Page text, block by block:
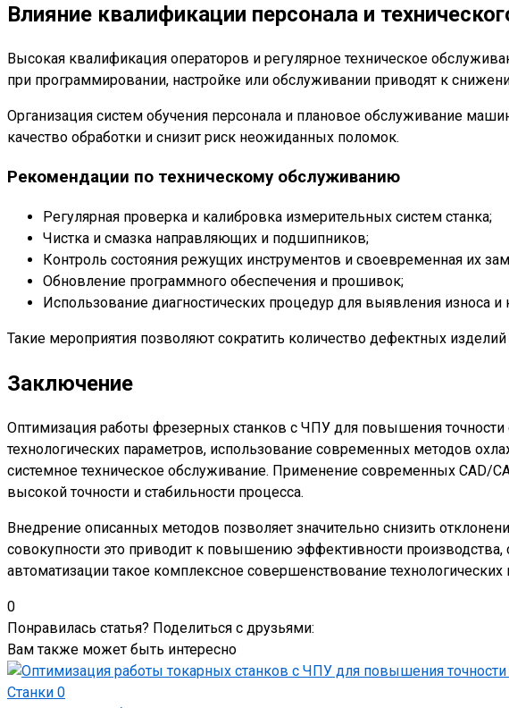
Влияние квалификации персонала и
Высокая квалификация операторов и регулярное техническое
при программировании, настройке или обслуживании приводят к
Организация систем обучения персонала и плановое обслуживание
качество обработки и снизит риск неожиданных поломок.
Рекомендации по техническому обслуживанию
Регулярная проверка и калибровка измерительных систем станка;
Чистка и смазка направляющих и подшипников;
Контроль состояния режущих инструментов и своевременная их
Обновление программного обеспечения и прошивок;
Использование диагностических процедур для выявления износа
Такие мероприятия позволяют сократить количество дефектных
Заключение
Оптимизация работы фрезерных станков с ЧПУ для повышения
технологических параметров, использование современных методов
системное техническое обслуживание. Применение современных CAD/
высокой точности и стабильности процесса.
Внедрение описанных методов позволяет значительно снизить
совокупности это приводит к повышению эффективности
автоматизации такое комплексное совершенствование
0
Понравилась статья? Поделиться с друзьями:
Вам также может быть интересно
Станки 0